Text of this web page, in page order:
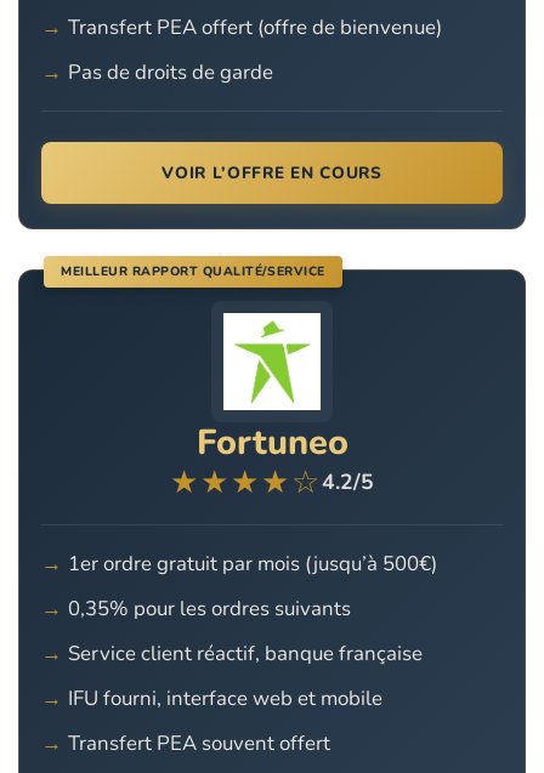
Transfert PEA offert (offre de bienvenue)
Pas de droits de garde
VOIR L’OFFRE EN COURS
MEILLEUR RAPPORT QUALITÉ/SERVICE
Fortuneo
★★★★☆4.2/5
1er ordre gratuit par mois (jusqu’à 500€)
0,35% pour les ordres suivants
Service client réactif, banque française
IFU fourni, interface web et mobile
Transfert PEA souvent offert